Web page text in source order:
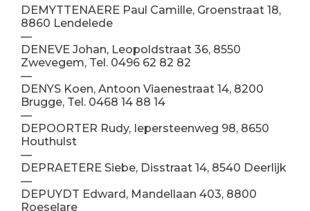
DEMYTTENAERE Paul Camille, Groenstraat 18,
8860 Lendelede
—
DENEVE Johan, Leopoldstraat 36, 8550
Zwevegem, Tel. 0496 62 82 82
—
DENYS Koen, Antoon Viaenestraat 14, 8200
Brugge, Tel. 0468 14 88 14
—
DEPOORTER Rudy, Iepersteenweg 98, 8650
Houthulst
—
DEPRAETERE Siebe, Disstraat 14, 8540 Deerlijk
—
DEPUYDT Edward, Mandellaan 403, 8800
Roeselare